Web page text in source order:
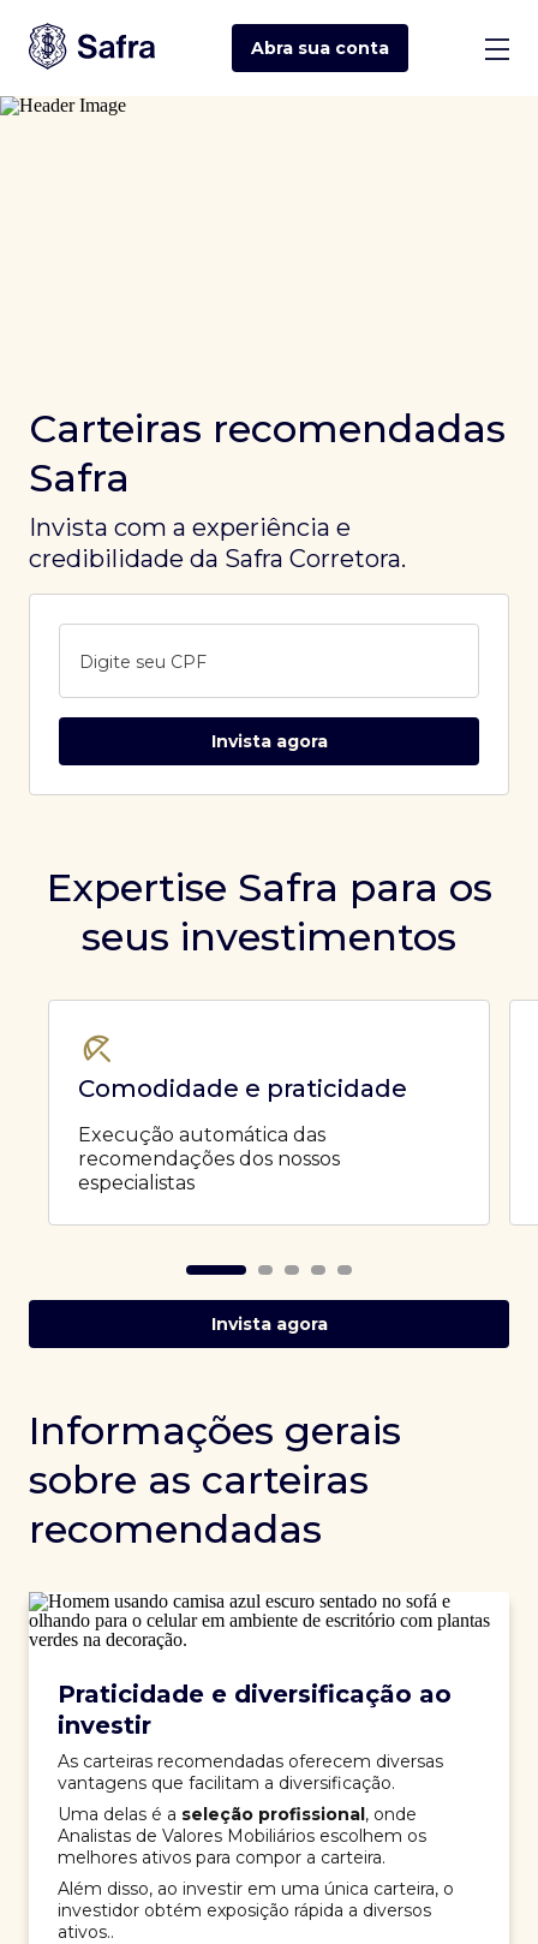
Abra sua conta
Carteiras recomendadas
Safra
Invista com a experiência e
credibilidade da Safra Corretora.
Digite seu CPF
Invista agora
Expertise Safra para os
seus investimentos
Comodidade e praticidade
Execução automática das
recomendações dos nossos
especialistas
Invista agora
Informações gerais
sobre as carteiras
recomendadas
Praticidade e diversificação ao
investir
As carteiras recomendadas oferecem diversas
vantagens que facilitam a diversificação.
Uma delas é a seleção profissional, onde
Analistas de Valores Mobiliários escolhem os
melhores ativos para compor a carteira.
Além disso, ao investir em uma única carteira, o
investidor obtém exposição rápida a diversos
ativos..